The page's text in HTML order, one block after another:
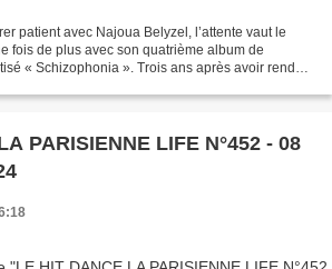
patient avec Najoua Belyzel, l’attente vaut le
fois de plus avec son quatrième album de
« Schizophonia ». Trois ans après avoir rendu
PARISIENNE LIFE N°452 - 08